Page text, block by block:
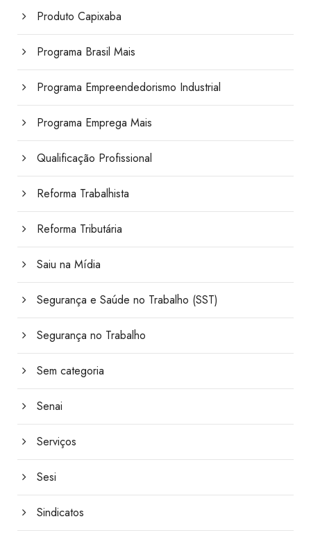
Produto Capixaba
Programa Brasil Mais
Programa Empreendedorismo Industrial
Programa Emprega Mais
Qualificação Profissional
Reforma Trabalhista
Reforma Tributária
Saiu na Mídia
Segurança e Saúde no Trabalho (SST)
Segurança no Trabalho
Sem categoria
Senai
Serviços
Sesi
Sindicatos